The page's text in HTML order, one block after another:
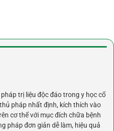
trị liệu độc đáo trong y học cổ
pháp nhất định, kích thích vào
cơ thể với mục đích chữa bệnh
pháp đơn giản dễ làm, hiệu quả